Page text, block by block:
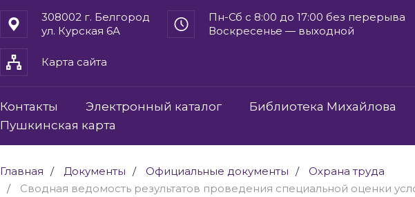
308002 г. Белгород
ул. Курская 6А
Пн-Сб с 8:00 до 17:00 без перерыва
Воскресенье — выходной
Карта сайта
Контакты Электронный каталог
Библиотека Михайлова
Пушкинская карта
Главная Документы Официальные документы
Охрана труда
Сводная ведомость результатов проведения специальной оценки